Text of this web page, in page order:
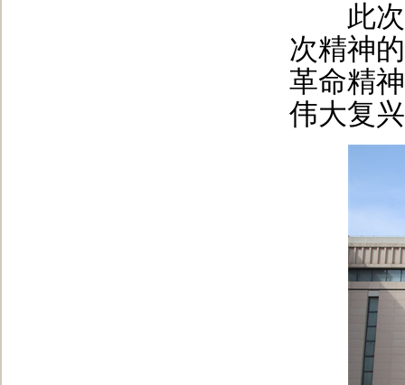
此次
次精神
革命精
伟大复